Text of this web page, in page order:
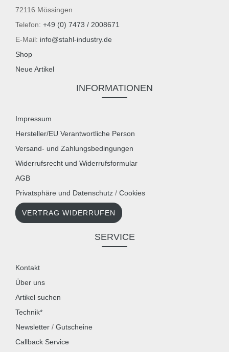
72116 Mössingen
Telefon: +49 (0) 7473 / 2008671
E-Mail: info@stahl-industry.de
Shop
Neue Artikel
INFORMATIONEN
Impressum
Hersteller/EU Verantwortliche Person
Versand- und Zahlungsbedingungen
Widerrufsrecht und Widerrufsformular
AGB
Privatsphäre und Datenschutz / Cookies
VERTRAG WIDERRUFEN
SERVICE
Kontakt
Über uns
Artikel suchen
Technik*
Newsletter / Gutscheine
Callback Service